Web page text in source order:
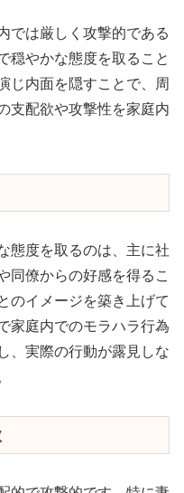
では厳しく攻撃的である
穏やかな態度を取ること
じ内面を隠すことで、周
支配欲や攻撃性を家庭内
態度を取るのは、主に社
同僚からの好感を得るこ
のイメージを築き上げて
家庭内でのモラハラ行為
、実際の行動が露見しな